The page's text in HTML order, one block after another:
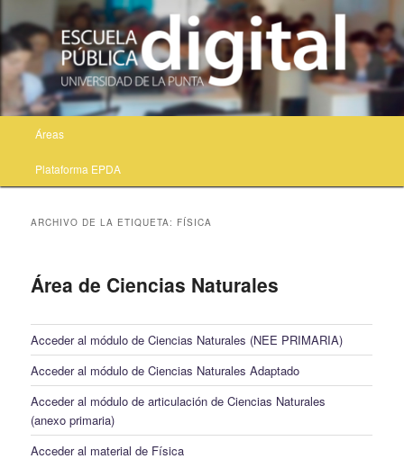
Menú principal
Ir al contenido principal
Ir al contenido secundario
Áreas
Plataforma EPDA
ARCHIVO DE LA ETIQUETA: FÍSICA
Área de Ciencias Naturales
Acceder al módulo de Ciencias Naturales (NEE PRIMARIA)
Acceder al módulo de Ciencias Naturales Adaptado
Acceder al módulo de articulación de Ciencias Naturales
(anexo primaria)
Acceder al material de Física